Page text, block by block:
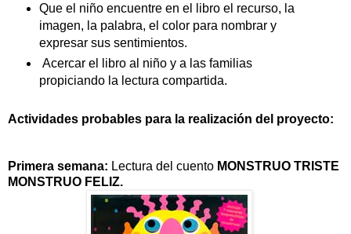
Que el niño encuentre en el libro el recurso, la
imagen, la palabra, el color para nombrar y
expresar sus sentimientos.
Acercar el libro al niño y a las familias
propiciando la lectura compartida.
Actividades probables para la realización del proyecto:
Primera semana: Lectura del cuento MONSTRUO TRISTE
MONSTRUO FELIZ.